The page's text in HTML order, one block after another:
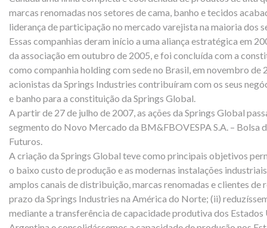
marcas renomadas nos setores de cama, banho e tecidos
liderança de participação no mercado varejista na maioria dos
Essas companhias deram início a uma aliança estratégica em
da associação em outubro de 2005, e foi concluída com a
como companhia holding com sede no Brasil, em novembro de
acionistas da Springs Industries contribuíram com os seus
e banho para a constituição da Springs Global.
A partir de 27 de julho de 2007, as ações da Springs Global
segmento do Novo Mercado da BM&FBOVESPA S.A. – Bolsa
Futuros.
A criação da Springs Global teve como principais objetivos
o baixo custo de produção e as modernas instalações
amplos canais de distribuição, marcas renomadas e clientes de
prazo da Springs Industries na América do Norte; (ii)
mediante a transferência de capacidade produtiva dos Estados